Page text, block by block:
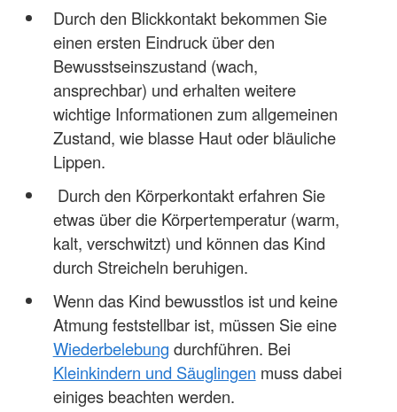
Durch den Blickkontakt bekommen Sie
einen ersten Eindruck über den
Bewusstseinszustand (wach,
ansprechbar) und erhalten weitere
wichtige Informationen zum allgemeinen
Zustand, wie blasse Haut oder bläuliche
Lippen.
Durch den Körperkontakt erfahren Sie
etwas über die Körpertemperatur (warm,
kalt, verschwitzt) und können das Kind
durch Streicheln beruhigen.
Wenn das Kind bewusstlos ist und keine
Atmung feststellbar ist, müssen Sie eine
Wiederbelebung durchführen. Bei
Kleinkindern und Säuglingen muss dabei
einiges beachten werden.